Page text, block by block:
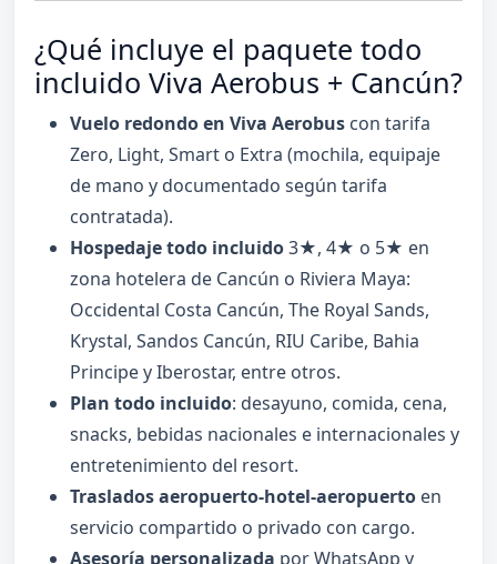
¿Qué incluye el paquete todo
incluido Viva Aerobus + Cancún?
Vuelo redondo en Viva Aerobuscon tarifa
Zero, Light, Smart o Extra (mochila, equipaje
de mano y documentado según tarifa
contratada).
Hospedaje todo incluido3★, 4★ o 5★ en
zona hotelera de Cancún o Riviera Maya:
Occidental Costa Cancún, The Royal Sands,
Krystal, Sandos Cancún, RIU Caribe, Bahia
Principe y Iberostar, entre otros.
Plan todo incluido: desayuno, comida, cena,
snacks, bebidas nacionales e internacionales y
entretenimiento del resort.
Traslados aeropuerto-hotel-aeropuertoen
servicio compartido o privado con cargo.
Asesoría personalizada por WhatsApp y